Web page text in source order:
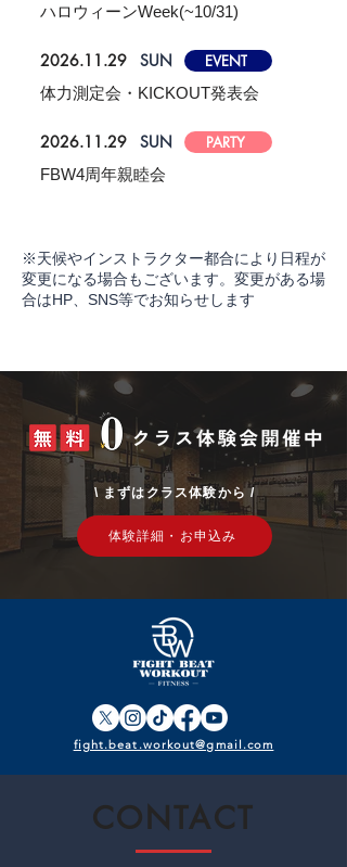
ハロウィーンWeek(~10/31)
2026.11.29 SUN EVENT
体力測定会・KICKOUT発表会
2026.11.29 SUN PARTY
FBW4周年親睦会
※​天候やインストラクター都合により日程が
変更になる場合もございます。変更がある場
合はHP、SNS等でお知らせします
​\ まずはクラス体験から /
体験詳細・お申込み
fight.beat.workout@gmail.com
CONTACT